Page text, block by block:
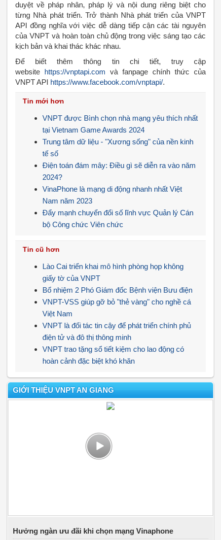
duyệt về pháp nhân, pháp lý và nội dung riêng biệt cho
từng Nhà phát triển. Trở thành Nhà phát triển của VNPT
API đồng nghĩa với việc dễ dàng tiếp cận các tài nguyên
của VNPT và hoàn toàn chủ động trong việc sáng tạo các
kịch bản và khai thác khác nhau.
Để biết thêm thông tin chi tiết, truy cập
website https://vnptapi.com và fanpage chính thức của
VNPT API https://www.facebook.com/vnptapi/.
Tin mới hơn
VNPT được Bình chọn nhà mạng yêu thích nhất
tại Vietnam Game Awards 2024
Trung tâm dữ liệu - "Xương sống" của nền kinh
tế số
Điện toán đám mây: Điều gì sẽ diễn ra vào năm
2024?
VinaPhone là mạng di động nhanh nhất Việt
Nam năm 2023
Đẩy mạnh chuyển đổi số lĩnh vực Quản lý Cán
bộ Công chức Viên chức
Tin cũ hơn
Lào Cai triển khai mô hình phòng họp không
giấy tờ của VNPT
Bổ nhiệm 2 Phó Giám đốc Bệnh viện Bưu điện
VNPT-VSS giúp gỡ bỏ "thẻ vàng" cho nghề cá
Việt Nam
VNPT là đối tác tin cậy để phát triển chính phủ
điện tử và đô thị thông minh
VNPT trao tặng sổ tiết kiệm cho lao động có
hoàn cảnh đặc biệt khó khăn
GIỚI THIỆU VNPT AN GIANG
Hưởng ngàn ưu đãi khi chọn mạng Vinaphone